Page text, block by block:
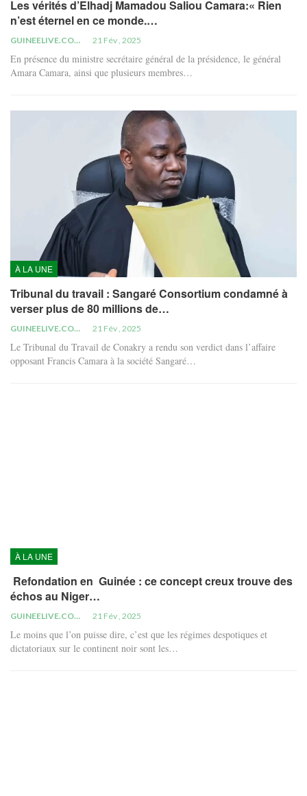
Les vérités d’Elhadj Mamadou Saliou Camara:« Rien
n’est éternel en ce monde.…
GUINEELIVE.COM 21 Fév , 2025
En présence du ministre secrétaire général de la présidence, le général
Amara Camara, ainsi que plusieurs membres…
À LA UNE
Tribunal du travail : Sangaré Consortium condamné à
verser plus de 80 millions de…
GUINEELIVE.COM 21 Fév , 2025
Le Tribunal du Travail de Conakry a rendu son verdict dans l’affaire
opposant Francis Camara à la société Sangaré…
À LA UNE
Refondation en Guinée : ce concept creux trouve des
échos au Niger…
GUINEELIVE.COM 21 Fév , 2025
Le moins que l’on puisse dire, c’est que les régimes despotiques et
dictatoriaux sur le continent noir sont les…